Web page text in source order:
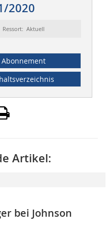
2020
Ressort: Aktuell
Abonnement
Artikel:
bei Johnson